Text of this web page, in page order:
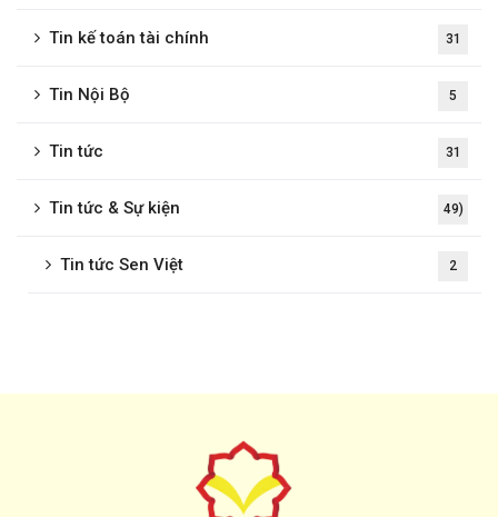
Tin kế toán tài chính 31
Tin Nội Bộ 5
Tin tức 31
Tin tức & Sự kiện 49)
Tin tức Sen Việt 2